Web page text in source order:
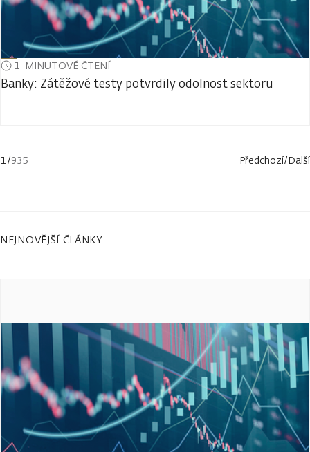
1-MINUTOVÉ ČTENÍ
Banky: Zátěžové testy potvrdily odolnost sektoru
1/935 Předchozí/Další
NEJNOVĚJŠÍ ČLÁNKY